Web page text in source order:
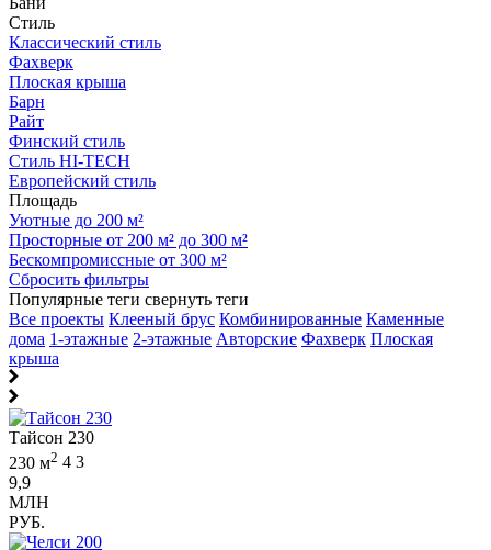
Стиль
Классический стиль
Фахверк
Плоская крыша
Барн
Райт
Финский стиль
Стиль HI-TECH
Европейский стиль
Площадь
Уютные до 200 м²
Просторные от 200 м² до 300 м²
Бескомпромиссные от 300 м²
Сбросить фильтры
Популярные теги свернуть теги
Все проекты Клееный брус Комбинированные Каменные
дома 1-этажные 2-этажные Авторские Фахверк Плоская
крыша
Тайсон 230
230 м2 4 3
9,9
МЛН
РУБ.